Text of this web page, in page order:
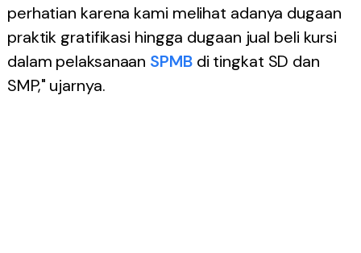
perhatian karena kami melihat adanya dugaan
praktik gratifikasi hingga dugaan jual beli kursi
dalam pelaksanaan SPMBdi tingkat SD dan
SMP," ujarnya.